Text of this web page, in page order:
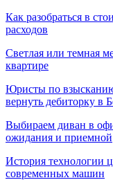
Как разобраться в
расходов
Светлая или темная
квартире
Юристы по
вернуть дебиторку в
Выбираем диван в
ожидания и приемной
История технологии
современных машин